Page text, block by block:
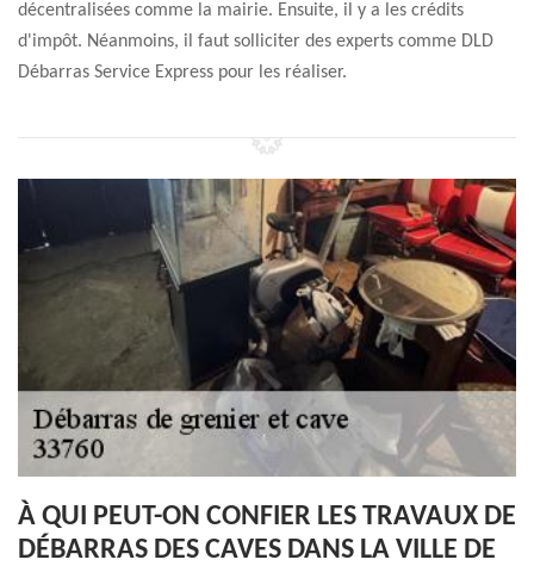
décentralisées comme la mairie. Ensuite, il y a les crédits
d'impôt. Néanmoins, il faut solliciter des experts comme DLD
Débarras Service Express pour les réaliser.
À QUI PEUT-ON CONFIER LES TRAVAUX DE
DÉBARRAS DES CAVES DANS LA VILLE DE